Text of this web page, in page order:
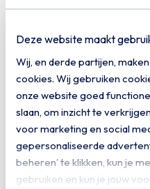
Deze website maakt
Wij, en derde partijen,
cookies. Wij gebruiken
onze website goed
slaan, om inzicht te
voor marketing en social
gepersonaliseerde
beheren’ te klikken, kun je
gebruiken en kun je jouw
duidelijke
Organisatiesmoesten
voorbuitenlandse
waarinfrastructuur
weetwaarjedatais.